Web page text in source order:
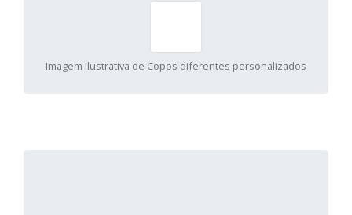
Imagem ilustrativa de Copos diferentes personalizados